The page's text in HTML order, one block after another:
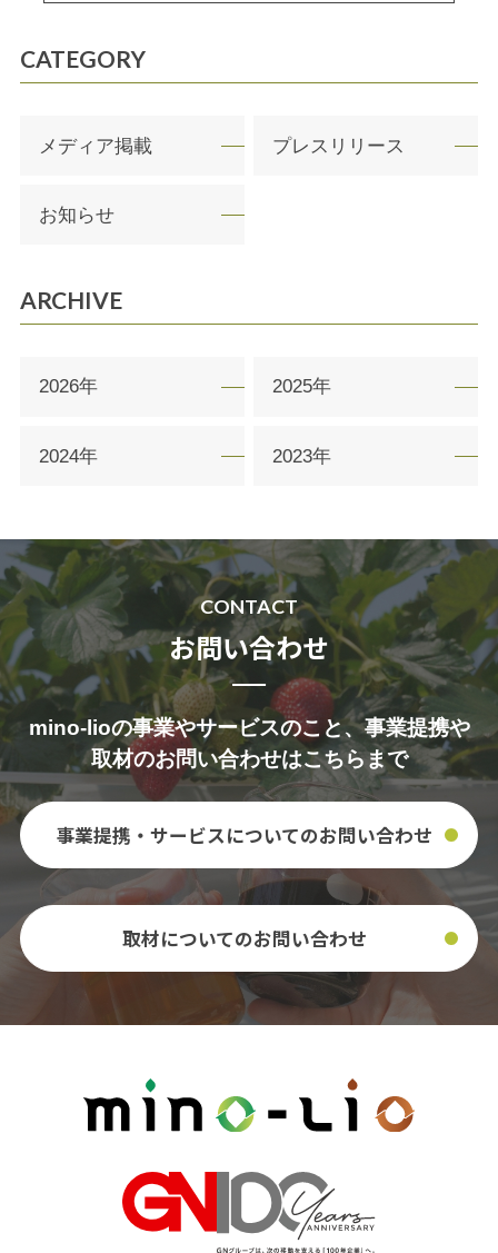
CATEGORY
メディア掲載 プレスリリース
お知らせ
ARCHIVE
2026年 2025年
2024年 2023年
CONTACT
お問い合わせ
mino-lioの事業やサービスのこと、事業提携や
取材のお問い合わせはこちらまで
事業提携・サービスについてのお問い合わせ
取材についてのお問い合わせ